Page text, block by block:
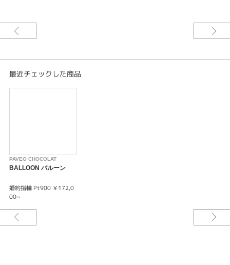
最近チェックした商品
PAVEO CHOCOLAT
BALLOON バルーン
婚約指輪 Pt900 ￥172,0
00~